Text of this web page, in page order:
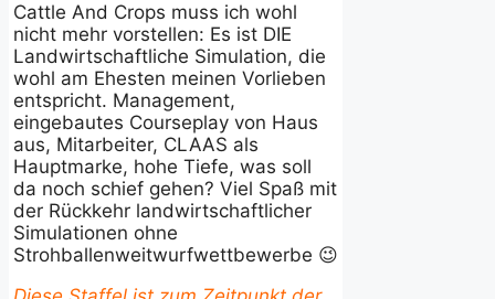
Cattle And Crops muss ich wohl
nicht mehr vorstellen: Es ist DIE
Landwirtschaftliche Simulation, die
wohl am Ehesten meinen Vorlieben
entspricht. Management,
eingebautes Courseplay von Haus
aus, Mitarbeiter, CLAAS als
Hauptmarke, hohe Tiefe, was soll
da noch schief gehen? Viel Spaß mit
der Rückkehr landwirtschaftlicher
Simulationen ohne
Strohballenweitwurfwettbewerbe 😉